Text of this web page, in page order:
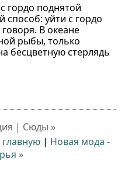
гордо поднятой
способ: уйти с гордо
В океане
рыбы, только
бесцветную стерлядь
| Сюды »
| Новая мода -
»